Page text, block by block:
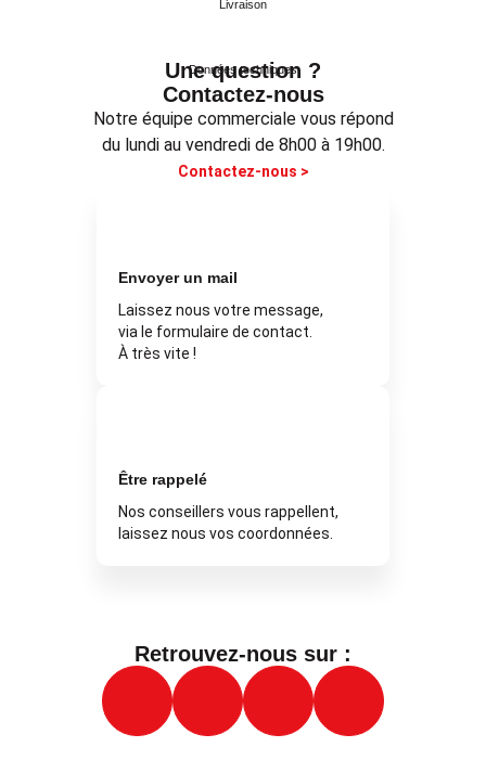
Livraison
Données techniques
Une question ?
Contactez-nous
Notre équipe commerciale vous répond
du lundi au vendredi de 8h00 à 19h00.
Contactez-nous >
Envoyer un mail
Laissez nous votre message,
via le formulaire de contact.
À très vite !
Être rappelé
Nos conseillers vous rappellent,
laissez nous vos coordonnées.
Retrouvez-nous sur :